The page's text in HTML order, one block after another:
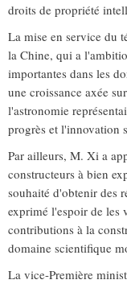
droits de propriété
La mise en service du
la Chine, qui a
importantes dans les
une croissance axée
l'astronomie
progrès et l'innovation
Par ailleurs, M. Xi a
constructeurs à bien
souhaité d'obtenir des
exprimé l'espoir de les
contributions à la
domaine scientifique
La vice-Première